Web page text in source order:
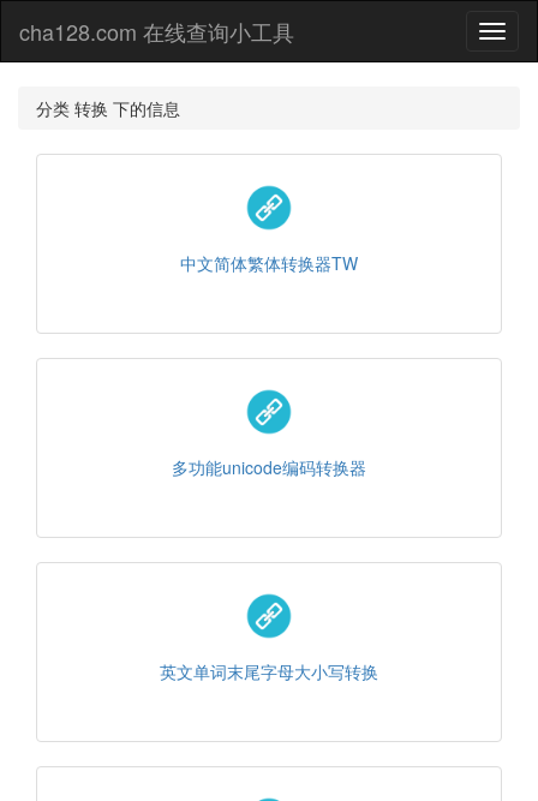
cha128.com 在线查询小工具
分类 转换 下的信息
中文简体繁体转换器TW
多功能unicode编码转换器
英文单词末尾字母大小写转换